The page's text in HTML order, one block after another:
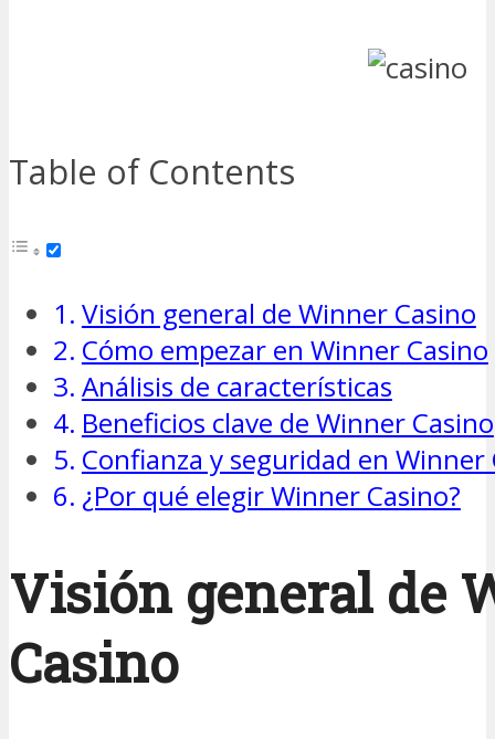
Table of Contents
Visión general de Winner Casino
Cómo empezar en Winner Casino
Análisis de características
Beneficios clave de Winner Casino
Confianza y seguridad en Winner
¿Por qué elegir Winner Casino?
Visión general de
Casino